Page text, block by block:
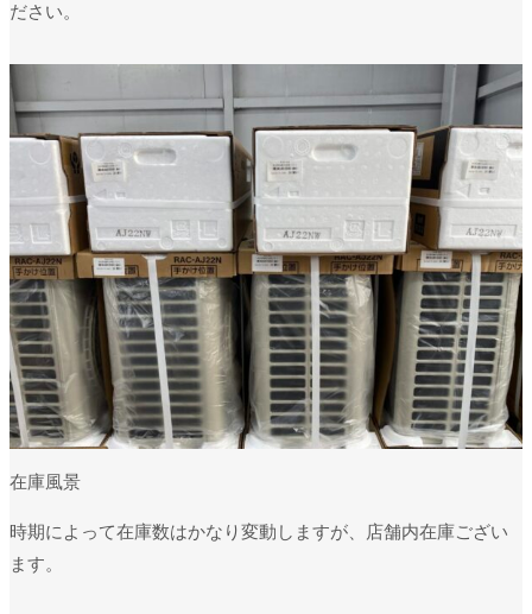
ださい。
在庫風景
時期によって在庫数はかなり変動しますが、店舗内在庫ござい
ます。